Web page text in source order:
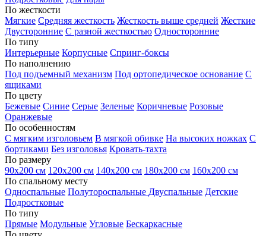
По жесткости
Мягкие Средняя жесткость Жесткость выше средней Жесткие
Двусторонние С разной жесткостью Односторонние
По типу
Интерьерные Корпусные Спринг-боксы
По наполнению
Под подъемный механизм Под ортопедическое основание С
ящиками
По цвету
Бежевые Синие Серые Зеленые Коричневые Розовые
Оранжевые
По особенностям
С мягким изголовьем В мягкой обивке На высоких ножках С
бортиками Без изголовья Кровать-тахта
По размеру
90х200 см 120х200 см 140х200 см 180х200 см 160х200 см
По спальному месту
Односпальные Полутороспальные Двуспальные Детские
Подростковые
По типу
Прямые Модульные Угловые Бескаркасные